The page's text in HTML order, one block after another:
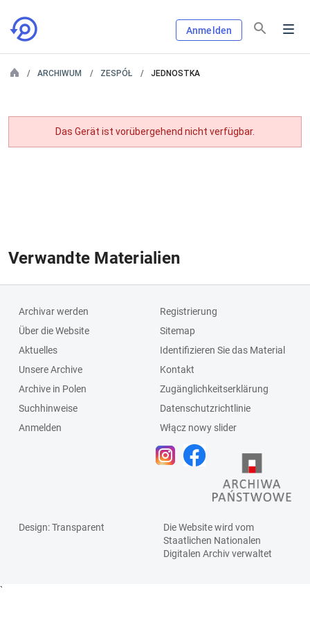
Anmelden
ARCHIWUM ZESPÓŁ JEDNOSTKA
Das Gerät ist vorübergehend nicht verfügbar.
Verwandte Materialien
Archivar werden
Über die Website
Aktuelles
Unsere Archive
Archive in Polen
Suchhinweise
Anmelden
Registrierung
Sitemap
Identifizieren Sie das Material
Kontakt
Zugänglichkeitserklärung
Datenschutzrichtlinie
Włącz nowy slider
Design: Transparent
Die Website wird vom
Staatlichen Nationalen
Digitalen Archivverwaltet
`